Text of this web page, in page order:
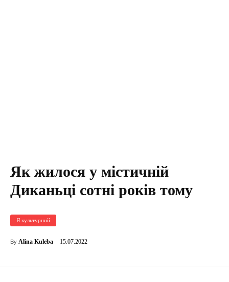
Як жилося у містичній
Диканьці сотні років тому
Я культурний
By Alina Kuleba 15.07.2022